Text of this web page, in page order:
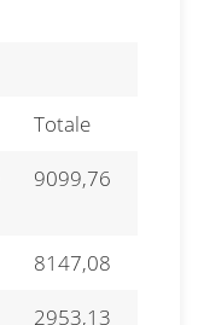
Totale
9099,76
8147,08
2953,13